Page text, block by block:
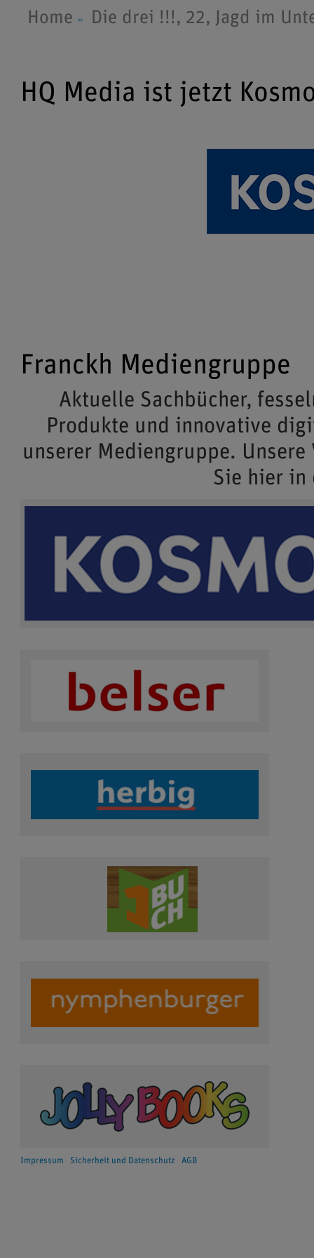
Home Die drei !!!, 22, Jagd im
HQ Media ist jetzt
Franckh Mediengruppe
Aktuelle Sachbücher,
Produkte und innovative
unserer Mediengruppe.
Sie hier in
Impressum Sicherheit und Datenschutz AGB